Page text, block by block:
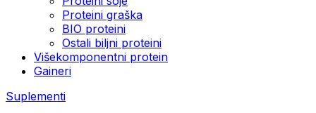
Proteini graška
BIO proteini
Ostali biljni proteini
Višekomponentni protein
Gaineri
Suplementi